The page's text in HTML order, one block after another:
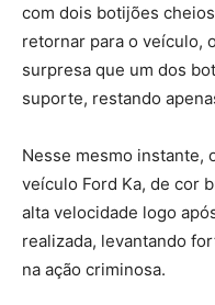
com dois botijões
retornar para o veículo,
surpresa que um dos
suporte, restando
Nesse mesmo instante,
veículo Ford Ka, de cor
alta velocidade logo
realizada, levantando
na ação criminosa.